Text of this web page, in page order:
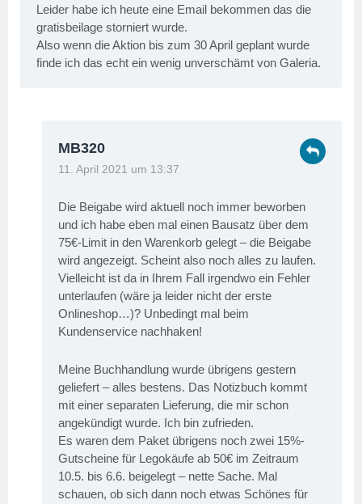
Leider habe ich heute eine Email bekommen das die
gratisbeilage storniert wurde.
Also wenn die Aktion bis zum 30 April geplant wurde
finde ich das echt ein wenig unverschämt von Galeria.
MB320
11. April 2021 um 13:37
Die Beigabe wird aktuell noch immer beworben
und ich habe eben mal einen Bausatz über dem
75€-Limit in den Warenkorb gelegt – die Beigabe
wird angezeigt. Scheint also noch alles zu laufen.
Vielleicht ist da in Ihrem Fall irgendwo ein Fehler
unterlaufen (wäre ja leider nicht der erste
Onlineshop…)? Unbedingt mal beim
Kundenservice nachhaken!
Meine Buchhandlung wurde übrigens gestern
geliefert – alles bestens. Das Notizbuch kommt
mit einer separaten Lieferung, die mir schon
angekündigt wurde. Ich bin zufrieden.
Es waren dem Paket übrigens noch zwei 15%-
Gutscheine für Legokäufe ab 50€ im Zeitraum
10.5. bis 6.6. beigelegt – nette Sache. Mal
schauen, ob sich dann noch etwas Schönes für